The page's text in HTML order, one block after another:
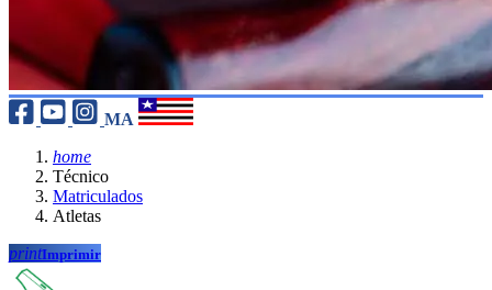
MA
home
Técnico
Matriculados
Atletas
printImprimir